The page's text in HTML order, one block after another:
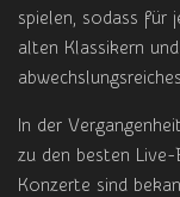
spielen, sodass für
alten Klassikern
In der
zu den besten
Konzerte sind